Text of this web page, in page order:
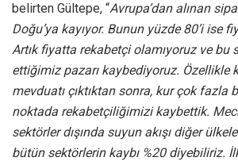
belirten Gültepe, “Avrupa’dan alınan
Doğu’ya kayıyor. Bunun yüzde 80’i ise
Artık fiyatta rekabetçi olamıyoruz ve bu
ettiğimiz pazarı kaybediyoruz. Özellikle
mevduatı çıktıktan sonra, kur çok fazla
noktada rekabetçiliğimizi kaybettik.
sektörler dışında suyun akışı diğer
bütün sektörlerin kaybı %20 diyebiliriz.